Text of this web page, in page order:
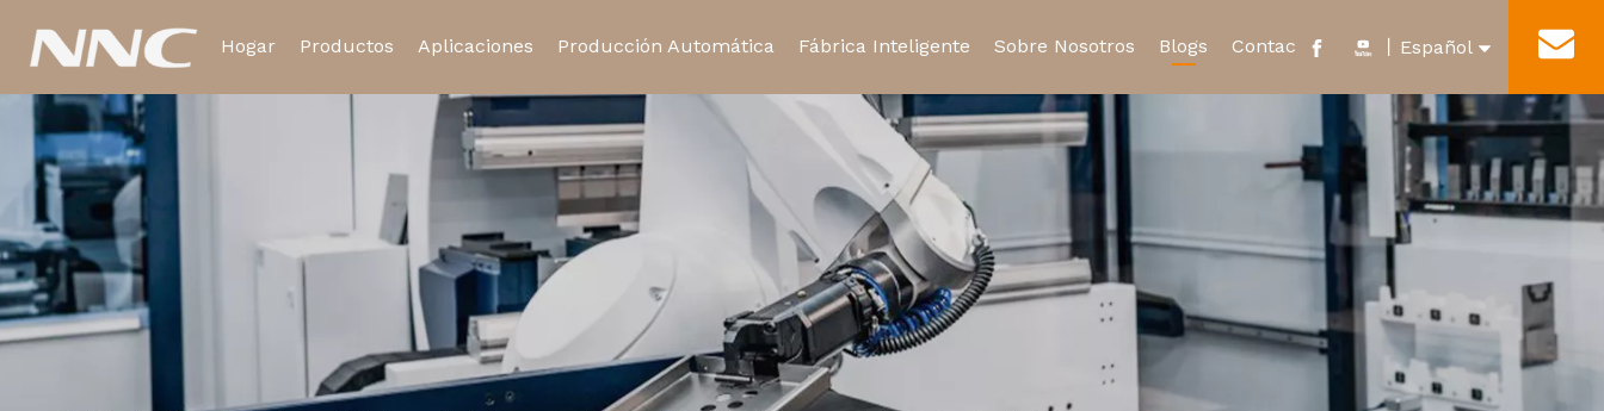
Hogar Productos
Relé electromagnético Relé de estado sólido Relé automotriz Nuevo Relevo de Energía
Relé de tiempo Toma de relé Micro interruptor Microinterruptor impermeable
Aplicaciones Producción Automática Fábrica Inteligente Sobre Nosotros
Certificado y Honor Tour por la fábrica
Blogs Contacto Español
English
العربية
Português